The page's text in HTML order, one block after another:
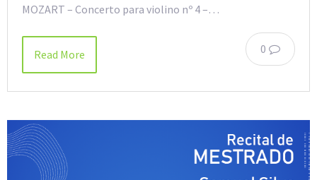
MOZART – Concerto para violino nº 4 –…
0
Read More